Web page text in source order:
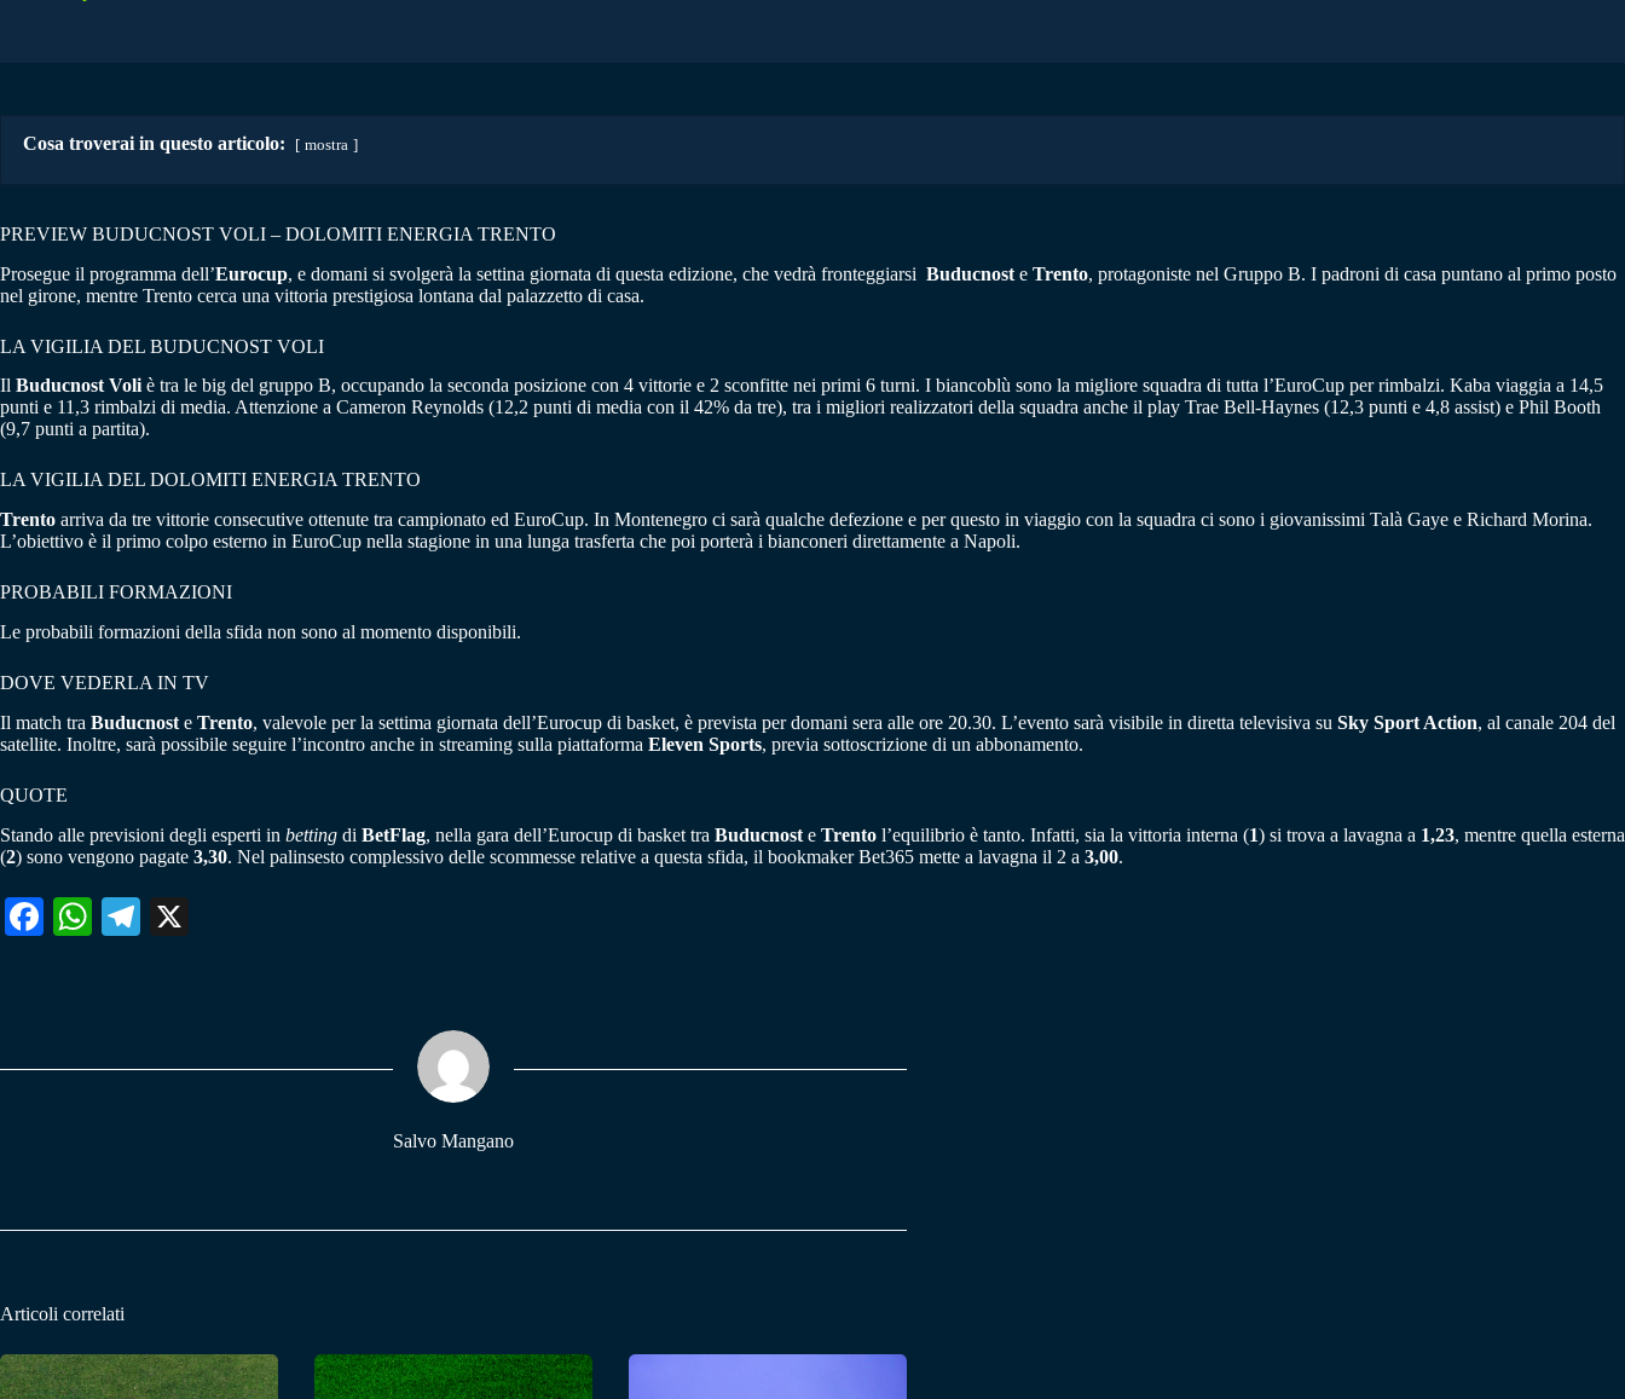
Cosa troverai in questo articolo: mostra
PREVIEW BUDUCNOST VOLI – DOLOMITI ENERGIA TRENTO
Prosegue il programma dell’Eurocup, e domani si svolgerà la settina giornata di questa edizione, che vedrà fronteggiarsi Buducnost e Trento, protagoniste nel Gruppo B. I padroni di casa puntano al primo posto
nel girone, mentre Trento cerca una vittoria prestigiosa lontana dal palazzetto di casa.
LA VIGILIA DEL BUDUCNOST VOLI
Il Buducnost Voliè tra le big del gruppo B, occupando la seconda posizione con 4 vittorie e 2 sconfitte nei primi 6 turni. I biancoblù sono la migliore squadra di tutta l’EuroCup per rimbalzi. Kaba viaggia a 14,5
punti e 11,3 rimbalzi di media. Attenzione a Cameron Reynolds (12,2 punti di media con il 42% da tre), tra i migliori realizzatori della squadra anche il play Trae Bell-Haynes (12,3 punti e 4,8 assist) e Phil Booth
(9,7 punti a partita).
LA VIGILIA DEL DOLOMITI ENERGIA TRENTO
Trento arriva da tre vittorie consecutive ottenute tra campionato ed EuroCup. In Montenegro ci sarà qualche defezione e per questo in viaggio con la squadra ci sono i giovanissimi Talà Gaye e Richard Morina.
L’obiettivo è il primo colpo esterno in EuroCup nella stagione in una lunga trasferta che poi porterà i bianconeri direttamente a Napoli.
PROBABILI FORMAZIONI
Le probabili formazioni della sfida non sono al momento disponibili.
DOVE VEDERLA IN TV
Il match tra Buducnost e Trento, valevole per la settima giornata dell’Eurocup di basket, è prevista per domani sera alle ore 20.30. L’evento sarà visibile in diretta televisiva su Sky Sport Action, al canale 204 del
satellite. Inoltre, sarà possibile seguire l’incontro anche in streaming sulla piattaforma Eleven Sports, previa sottoscrizione di un abbonamento.
QUOTE
Stando alle previsioni degli esperti in betting di BetFlag, nella gara dell’Eurocup di basket tra Buducnost e Trento l’equilibrio è tanto. Infatti, sia la vittoria interna (1) si trova a lavagna a 1,23, mentre quella esterna
(2) sono vengono pagate 3,30. Nel palinsesto complessivo delle scommesse relative a questa sfida, il bookmaker Bet365 mette a lavagna il 2 a 3,00.
Fa W
pp
Te
m
Salvo Mangano
Articoli correlati